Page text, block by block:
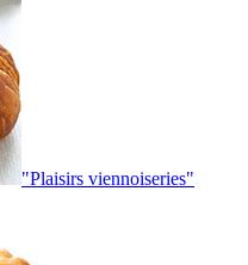
"Plaisirs viennoiseries"